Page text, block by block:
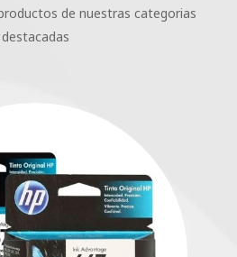
de nuestras categorias
destacadas